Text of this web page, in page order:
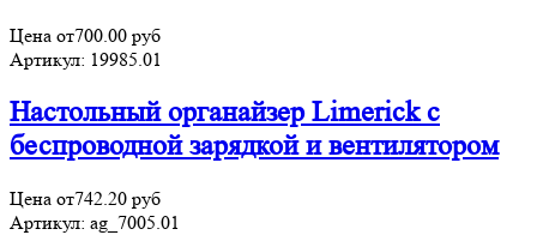
Цена от700.00 руб
Артикул: 19985.01
Настольный органайзер Limerick c
беспроводной зарядкой и вентилятором
Цена от742.20 руб
Артикул: ag_7005.01